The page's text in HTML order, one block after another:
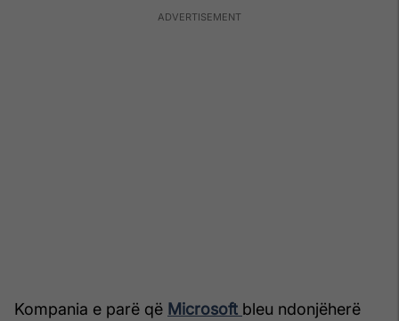
Kompania e parë që Microsoft bleu ndonjëherë